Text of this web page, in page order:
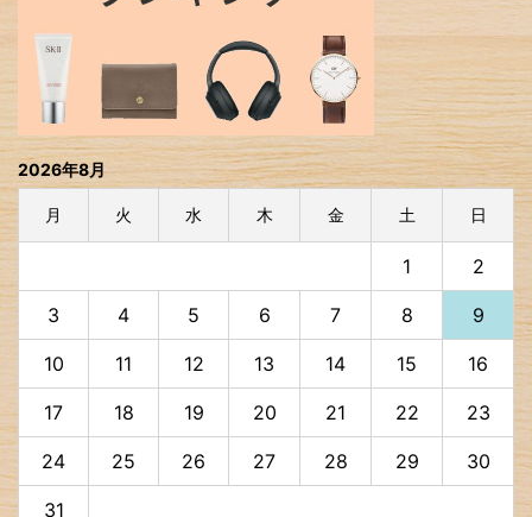
2026年8月
月 火 水 木 金 土 日
1 2
3 4 5 6 7 8 9
10 11 12 13 14 15 16
17 18 19 20 21 22 23
24 25 26 27 28 29 30
31